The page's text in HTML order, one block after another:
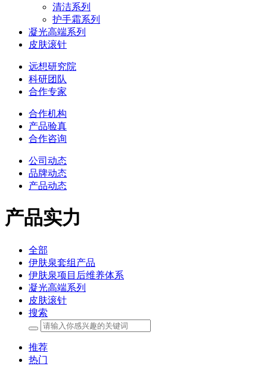
清洁系列
护手霜系列
凝光高端系列
皮肤滚针
远想研究院
科研团队
合作专家
合作机构
产品验真
合作咨询
公司动态
品牌动态
产品动态
产品实力
全部
伊肤泉套组产品
伊肤泉项目后维养体系
凝光高端系列
皮肤滚针
搜索
推荐
热门